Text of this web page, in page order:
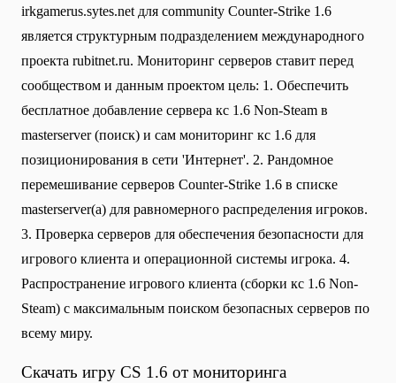
irkgamerus.sytes.net для community Сounter-Strike 1.6
является структурным подразделением международного
проекта rubitnet.ru. Мониторинг серверов ставит перед
сообществом и данным проектом цель: 1. Обеспечить
бесплатное добавление сервера кс 1.6 Non-Steam в
masterserver (поиск) и сам мониторинг кс 1.6 для
позиционирования в сети 'Интернет'. 2. Рандомное
перемешивание серверов Counter-Strike 1.6 в списке
masterserver(а) для равномерного распределения игроков.
3. Проверка серверов для обеспечения безопасности для
игрового клиента и операционной системы игрока. 4.
Распространение игрового клиента (сборки кс 1.6 Non-
Steam) с максимальным поиском безопасных серверов по
всему миру.
Скачать игру CS 1.6 от мониторинга